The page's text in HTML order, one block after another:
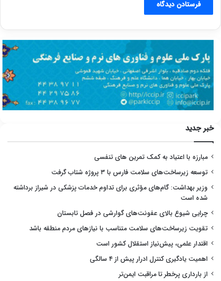
خبر جدید
مبارزه با اعتیاد به کمک تمرین های تنفسی
توسعه زیرساخت‌های سلامت فارس با ۳ پروژه شتاب گرفت
وزیر بهداشت: گام‌های مؤثری برای تداوم خدمات پزشکی در شیراز برداشته
شده است
چرایی شیوع بالای عفونت‌های گوارشی در فصل تابستان
تقویت زیرساخت‌های سلامت متناسب با نیازهای مردم منطقه باشد
اقتدار علمی، پیش‌نیاز استقلال کشور است
اهمیت یادگیری کنترل ادرار پیش از ۴ سالگی
از بارداری پرخطر تا مراقبت ایمن‌تر